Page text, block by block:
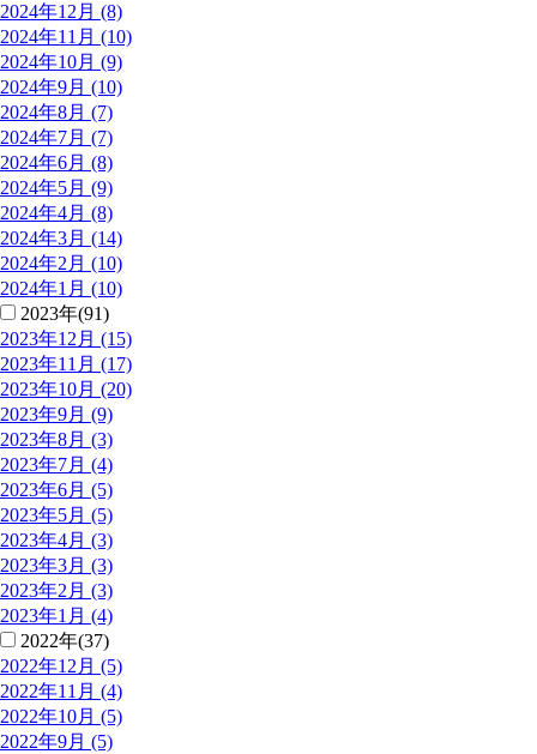
2024年12月 (8)
2024年11月 (10)
2024年10月 (9)
2024年9月 (10)
2024年8月 (7)
2024年7月 (7)
2024年6月 (8)
2024年5月 (9)
2024年4月 (8)
2024年3月 (14)
2024年2月 (10)
2024年1月 (10)
2023年(91)
2023年12月 (15)
2023年11月 (17)
2023年10月 (20)
2023年9月 (9)
2023年8月 (3)
2023年7月 (4)
2023年6月 (5)
2023年5月 (5)
2023年4月 (3)
2023年3月 (3)
2023年2月 (3)
2023年1月 (4)
2022年(37)
2022年12月 (5)
2022年11月 (4)
2022年10月 (5)
2022年9月 (5)